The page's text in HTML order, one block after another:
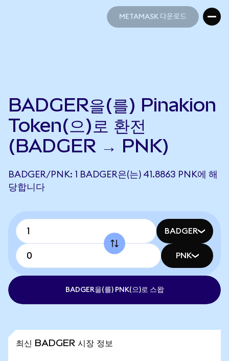
METAMASK 다운로드
BADGER을(를) Pinakion
Token(으)로 환전
(BADGER → PNK)
BADGER/PNK: 1 BADGER은(는) 41.8863 PNK에 해
당합니다
BADGER
PNK
BADGER을(를) PNK(으)로 스왑
최신 BADGER 시장 정보